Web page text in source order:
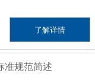
了解详情